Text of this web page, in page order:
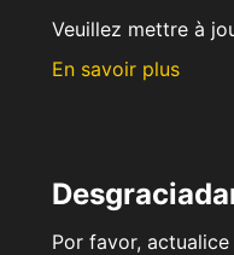
Veuillez mettre à
En savoir plus
Por favor,